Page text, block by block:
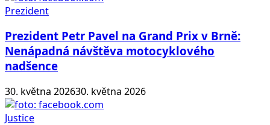
Prezident
Prezident Petr Pavel na Grand Prix v Brně:
Nenápadná návštěva motocyklového
nadšence
30. května 202630. května 2026
Justice